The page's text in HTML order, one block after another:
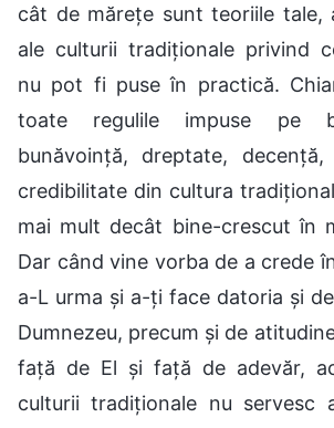
cât de mărețe sunt teoriile tale,
ale culturii tradiționale privind
nu pot fi puse în practică.
toate regulile impuse pe
bunăvoință, dreptate, decență,
credibilitate din cultura
mai mult decât bine-crescut în
Dar când vine vorba de a crede
a-L urma și a-ți face datoria și
Dumnezeu, precum și de
față de El și față de adevăr,
culturii tradiționale nu servesc